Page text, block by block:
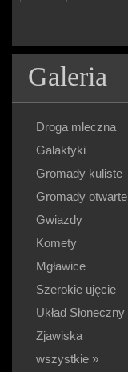
Galeria
Droga mleczna
Galaktyki
Gromady kuliste
Gromady otwarte
Gwiazdy
Komety
Mgławice
Szerokie ujęcie
Układ Słoneczny
Zjawiska
wszystkie »